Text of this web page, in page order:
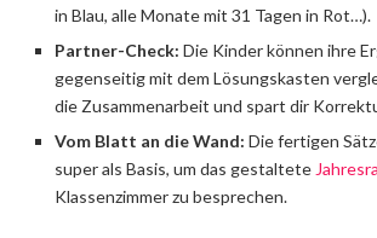
in Blau, alle Monate mit 31 Tagen in Rot…).
Partner-Check: Die Kinder können ihre
gegenseitig mit dem Lösungskasten
die Zusammenarbeit und spart dir
Vom Blatt an die Wand: Die fertigen
super als Basis, um das gestaltete
Klassenzimmer zu besprechen.